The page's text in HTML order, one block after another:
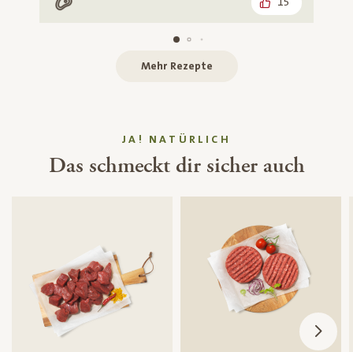
Mit Fleisch 15
Mehr Rezepte
JA! NATÜRLICH
Das schmeckt dir sicher auch